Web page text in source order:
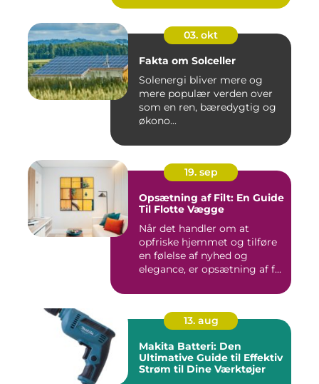
03. okt
Fakta om Solceller
Solenergi bliver mere og
mere populær verden over
som en ren, bæredygtig og
økono...
19. sep
Opsætning af Filt: En Guide
Til Flotte Vægge
Når det handler om at
opfriske hjemmet og tilføre
en følelse af nyhed og
elegance, er opsætning af f...
13. aug
Makita Batteri: Den
Ultimative Guide til Effektiv
Strøm til Dine Værktøjer